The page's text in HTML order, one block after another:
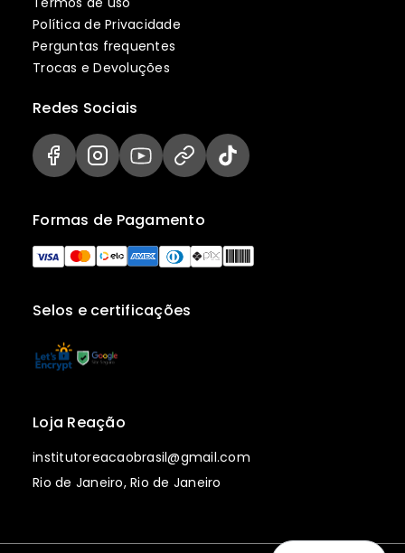
Política de Privacidade
Perguntas frequentes
Trocas e Devoluções
Selos e certificações
Formas de Pagamento
Redes Sociais
Loja Reação
institutoreacaobrasil@gmail.com
Rio de Janeiro, Rio de Janeiro